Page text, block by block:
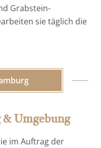
Grabstein-
sie täglich die
Umgebung
im Auftrag der